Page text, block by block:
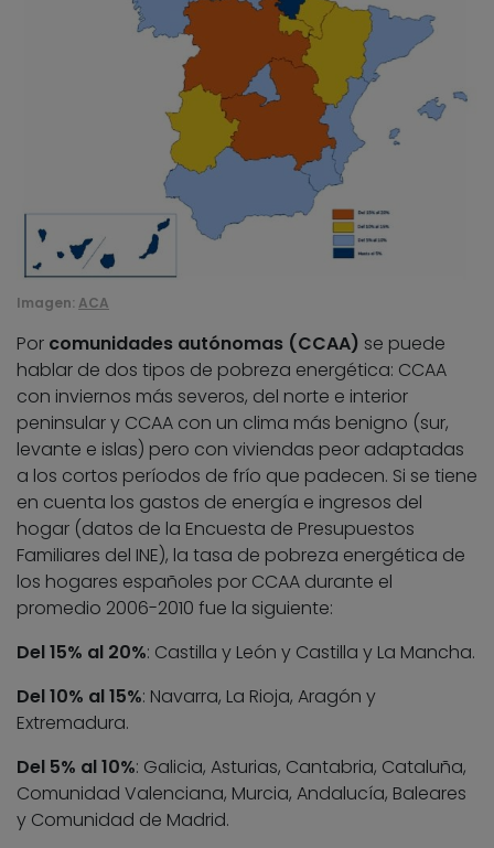
Imagen: ACA
Por comunidades autónomas (CCAA) se puede
hablar de dos tipos de pobreza energética: CCAA
con inviernos más severos, del norte e interior
peninsular y CCAA con un clima más benigno (sur,
levante e islas) pero con viviendas peor adaptadas
a los cortos períodos de frío que padecen. Si se tiene
en cuenta los gastos de energía e ingresos del
hogar (datos de la Encuesta de Presupuestos
Familiares del INE), la tasa de pobreza energética de
los hogares españoles por CCAA durante el
promedio 2006-2010 fue la siguiente:
Del 15% al 20%: Castilla y León y Castilla y La Mancha.
Del 10% al 15%: Navarra, La Rioja, Aragón y
Extremadura.
Del 5% al 10%: Galicia, Asturias, Cantabria, Cataluña,
Comunidad Valenciana, Murcia, Andalucía, Baleares
y Comunidad de Madrid.